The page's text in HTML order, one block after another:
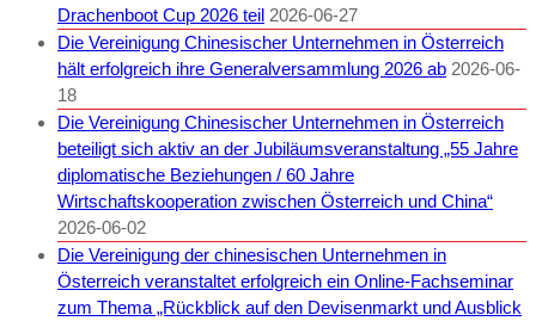
Drachenboot Cup 2026 teil 2026-06-27
Die Vereinigung Chinesischer Unternehmen in Österreich
hält erfolgreich ihre Generalversammlung 2026 ab 2026-06-
18
Die Vereinigung Chinesischer Unternehmen in Österreich
beteiligt sich aktiv an der Jubiläumsveranstaltung „55 Jahre
diplomatische Beziehungen / 60 Jahre
Wirtschaftskooperation zwischen Österreich und China“
2026-06-02
Die Vereinigung der chinesischen Unternehmen in
Österreich veranstaltet erfolgreich ein Online-Fachseminar
zum Thema „Rückblick auf den Devisenmarkt und Ausblick